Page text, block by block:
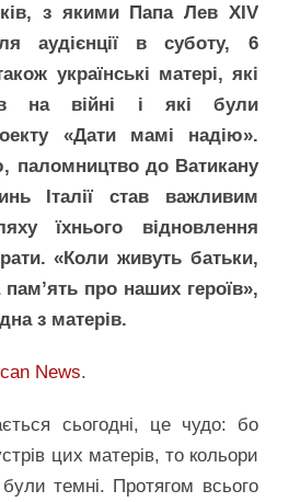
з якими Папа Лев XIV
аудієнції в суботу, 6
українські матері, які
на війні і які були
«Дати мамі надію».
паломництво до Ватикану
Італії став важливим
їхнього відновлення
«Коли живуть батьки,
пам’ять про наших героїв»,
з матерів.
News.
сьогодні, це чудо: бо
цих матерів, то кольори
темні. Протягом всього